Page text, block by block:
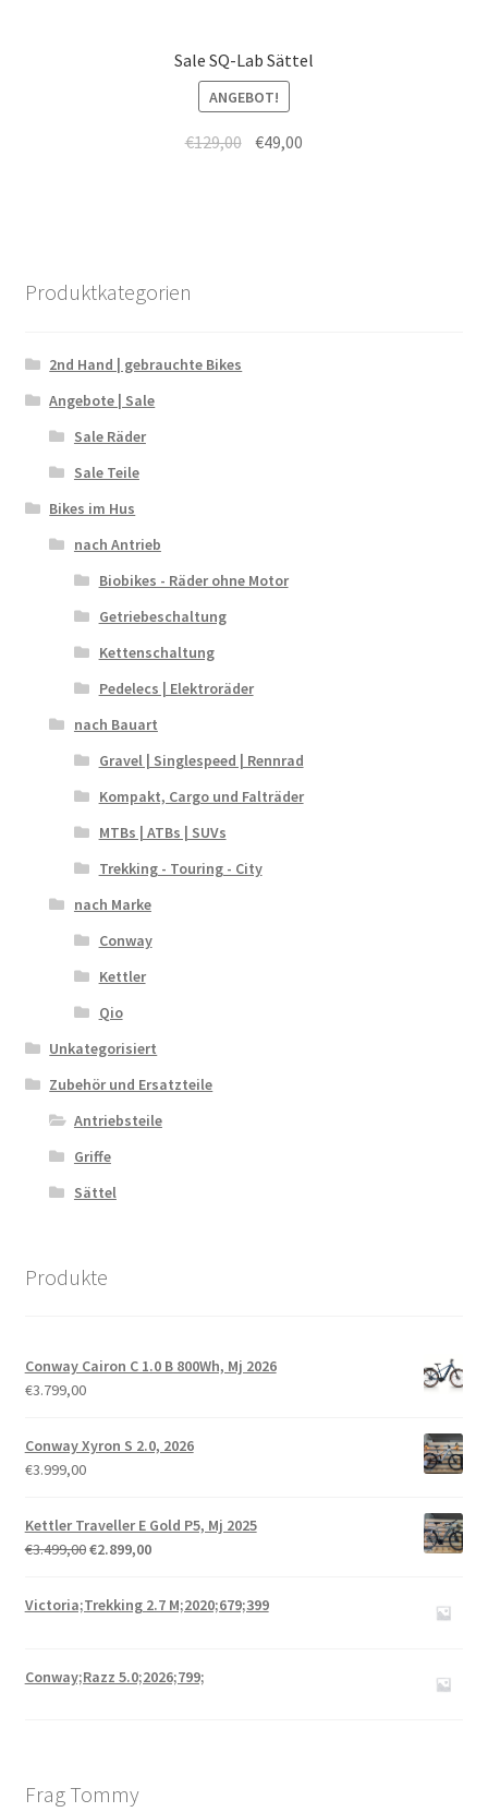
Sale SQ-Lab Sättel
ANGEBOT!
€129,00 €49,00
Produktkategorien
2nd Hand | gebrauchte Bikes
Angebote | Sale
Sale Räder
Sale Teile
Bikes im Hus
nach Antrieb
Biobikes - Räder ohne Motor
Getriebeschaltung
Kettenschaltung
Pedelecs | Elektroräder
nach Bauart
Gravel | Singlespeed | Rennrad
Kompakt, Cargo und Falträder
MTBs | ATBs | SUVs
Trekking - Touring - City
nach Marke
Conway
Kettler
Qio
Unkategorisiert
Zubehör und Ersatzteile
Antriebsteile
Griffe
Sättel
Produkte
Conway Cairon C 1.0 B 800Wh, Mj 2026
€3.799,00
Conway Xyron S 2.0, 2026
€3.999,00
Kettler Traveller E Gold P5, Mj 2025
€3.499,00€2.899,00
Victoria;Trekking 2.7 M;2020;679;399
Conway;Razz 5.0;2026;799;
Frag Tommy